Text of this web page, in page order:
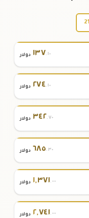
١٣٧.١٠ دولار
٢٧٤.١٠ دولار
٣٤٢.٧٠ دولار
٦٨٥.٣٠ دولار
١,٣٧١.٠٠ دولار
٢,٧٤١.٠٠ دولار